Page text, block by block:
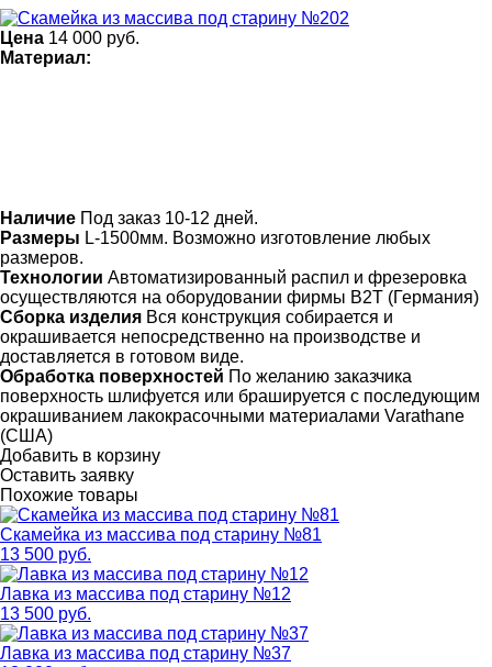
Цена 14 000 руб.
Материал:
Наличие Под заказ 10-12 дней.
Размеры L-1500мм. Возможно изготовление любых
размеров.
Технологии Автоматизированный распил и фрезеровка
осуществляются на оборудовании фирмы B2T (Германия)
Сборка изделия Вся конструкция собирается и
окрашивается непосредственно на производстве и
доставляется в готовом виде.
Обработка поверхностей По желанию заказчика
поверхность шлифуется или брашируется с последующим
окрашиванием лакокрасочными материалами Varathane
(США)
Добавить в корзину
Оставить заявку
Похожие товары
Скамейка из массива под старину №81
13 500 руб.
Лавка из массива под старину №12
13 500 руб.
Лавка из массива под старину №37